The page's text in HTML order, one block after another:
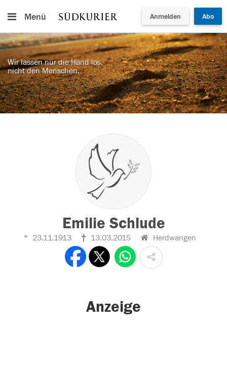
Menü Anmelden Abo
Wir lassen nur die Hand los,
nicht den Menschen.
Emilie Schlude
23.11.1913 13.03.2015 Herdwangen
Anzeige